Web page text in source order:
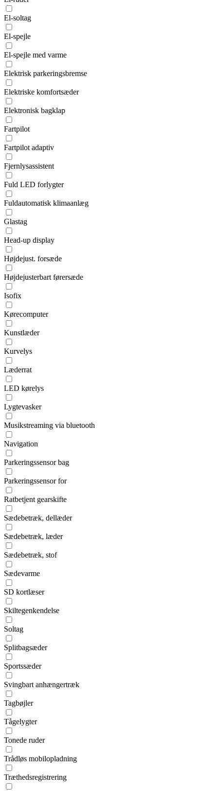
El-soltag
El-spejle
El-spejle med varme
Elektrisk parkeringsbremse
Elektriske komfortsæder
Elektronisk bagklap
Fartpilot
Fartpilot adaptiv
Fjernlysassistent
Fuld LED forlygter
Fuldautomatisk klimaanlæg
Glastag
Head-up display
Højdejust. forsæde
Højdejusterbart førersæde
Isofix
Kørecomputer
Kunstlæder
Kurvelys
Læderrat
LED kørelys
Lygtevasker
Musikstreaming via bluetooth
Navigation
Parkeringssensor bag
Parkeringssensor for
Ratbetjent gearskifte
Sædebetræk, dellæder
Sædebetræk, læder
Sædebetræk, stof
Sædevarme
SD kortlæser
Skiltegenkendelse
Soltag
Splitbagsæder
Sportssæder
Svingbart anhængertræk
Tagbøjler
Tågelygter
Tonede ruder
Trådløs mobilopladning
Træthedsregistrering